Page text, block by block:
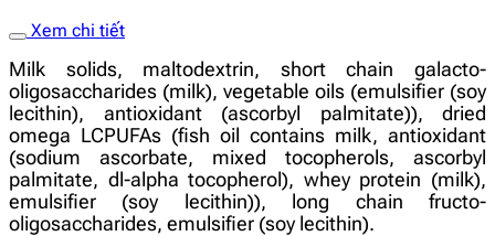
Xem chi tiết
Milk solids, maltodextrin, short chain galacto-
oligosaccharides (milk), vegetable oils (emulsifier (soy
lecithin), antioxidant (ascorbyl palmitate)), dried
omega LCPUFAs (fish oil contains milk, antioxidant
(sodium ascorbate, mixed tocopherols, ascorbyl
palmitate, dl-alpha tocopherol), whey protein (milk),
emulsifier (soy lecithin)), long chain fructo-
oligosaccharides, emulsifier (soy lecithin).